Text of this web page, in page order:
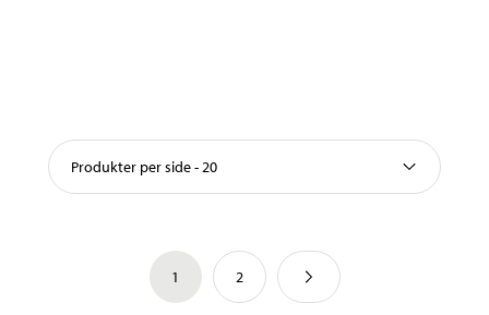
Produkter per side - 20
1 2